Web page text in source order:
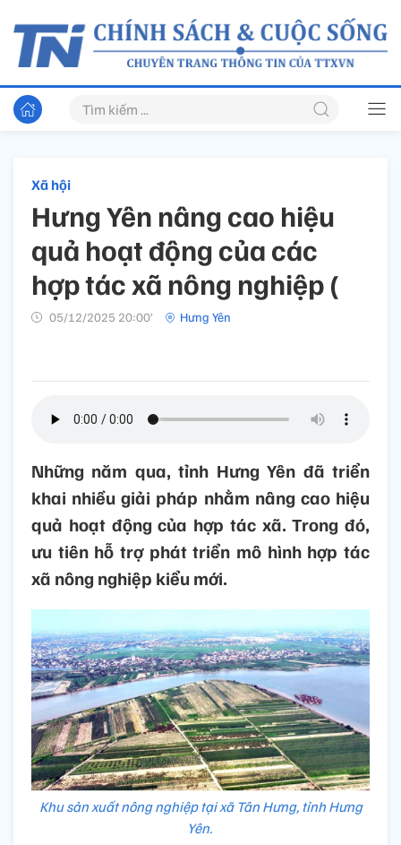
Xã hội
Hưng Yên nâng cao hiệu
quả hoạt động của các
hợp tác xã nông nghiệp (
05/12/2025 20:00’ Hưng Yên
Những năm qua, tỉnh Hưng Yên đã triển
khai nhiều giải pháp nhằm nâng cao hiệu
quả hoạt động của hợp tác xã. Trong đó,
ưu tiên hỗ trợ phát triển mô hình hợp tác
xã nông nghiệp kiểu mới.
Khu sản xuất nông nghiệp tại xã Tân Hưng, tỉnh Hưng
Yên.